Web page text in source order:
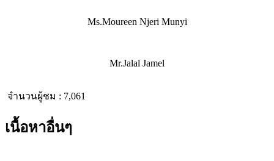
Ms.Moureen Njeri Munyi
Mr.Jalal Jamel
จำนวนผู้ชม : 7,061
เนื้อหาอื่นๆ